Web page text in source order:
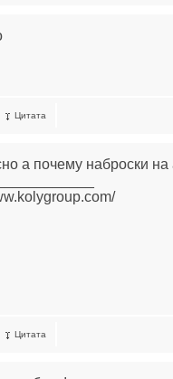
Цитата
а почему наброски на
Цитата